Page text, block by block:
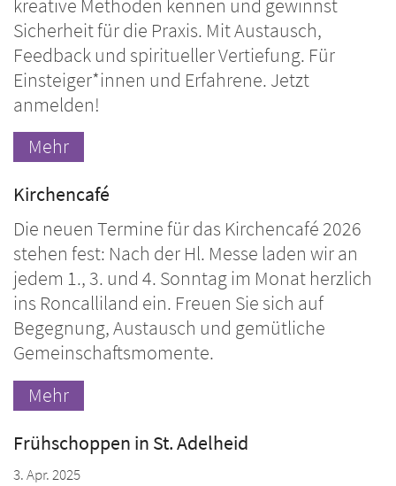
kreative Methoden kennen und gewinnst
Sicherheit für die Praxis. Mit Austausch,
Feedback und spiritueller Vertiefung. Für
Einsteiger*innen und Erfahrene. Jetzt
anmelden!
Mehr
Kirchencafé
Die neuen Termine für das Kirchencafé 2026
stehen fest: Nach der Hl. Messe laden wir an
jedem 1., 3. und 4. Sonntag im Monat herzlich
ins Roncalliland ein. Freuen Sie sich auf
Begegnung, Austausch und gemütliche
Gemeinschaftsmomente.
Mehr
Frühschoppen in St. Adelheid
3. Apr. 2025